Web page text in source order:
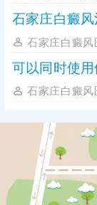
石家庄白癜
石家庄白癜风
可以同时使
石家庄白癜风